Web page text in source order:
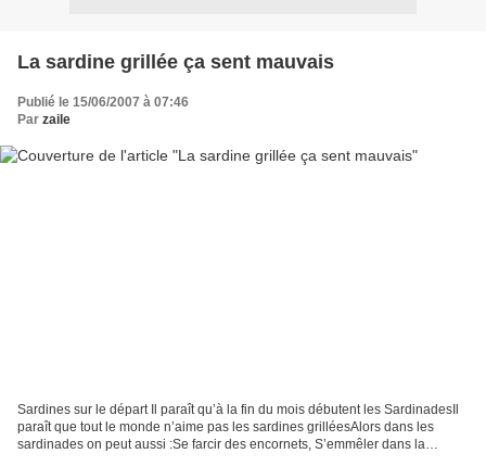
La sardine grillée ça sent mauvais
Publié le 15/06/2007 à 07:46
Par zaile
Sardines sur le départ Il paraît qu’à la fin du mois débutent les SardinadesIl
paraît que tout le monde n’aime pas les sardines grilléesAlors dans les
sardinades on peut aussi :Se farcir des encornets, S’emmêler dans la